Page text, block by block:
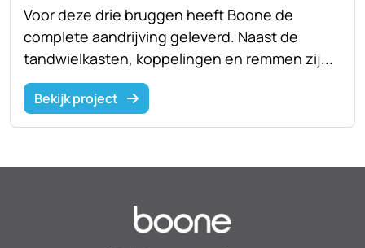
Voor deze drie bruggen heeft Boone de
complete aandrijving geleverd. Naast de
tandwielkasten, koppelingen en remmen zij...
Bekijk project